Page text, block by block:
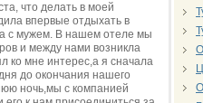
что делать в моей
впервые отдыхать в
с мужем. В нашем отеле мы
и между нами возникла
ко мне интерес,а я сначала
до окончания нашего
ночь,мы с компанией